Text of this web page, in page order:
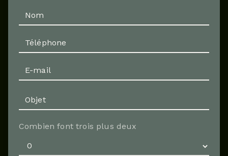
Combien font trois plus deux